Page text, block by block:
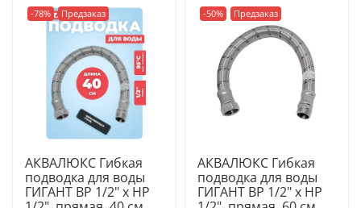
-78% Предзаказ
АКВАЛЮКС Гибкая
подводка для воды
ГИГАНТ ВР 1/2" х НР
-50% Предзаказ
АКВАЛЮКС Гибкая
подводка для воды
ГИГАНТ ВР 1/2" х НР